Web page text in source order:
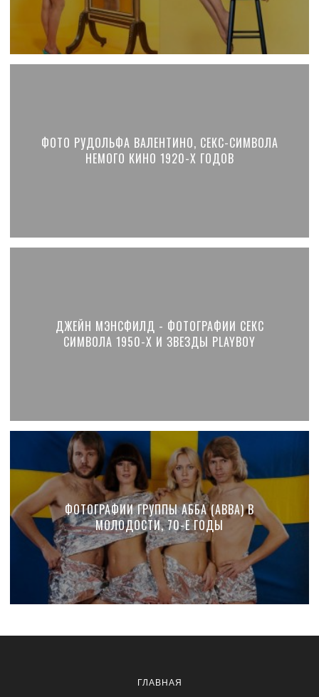
ФОТО РУДОЛЬФА ВАЛЕНТИНО, СЕКС-СИМВОЛА
НЕМОГО КИНО 1920-Х ГОДОВ
ДЖЕЙН МЭНСФИЛД - ФОТОГРАФИИ СЕКС
СИМВОЛА 1950-Х И ЗВЕЗДЫ PLAYBOY
ФОТОГРАФИИ ГРУППЫ АББА (ABBA) В
МОЛОДОСТИ, 70-Е ГОДЫ
ГЛАВНАЯ